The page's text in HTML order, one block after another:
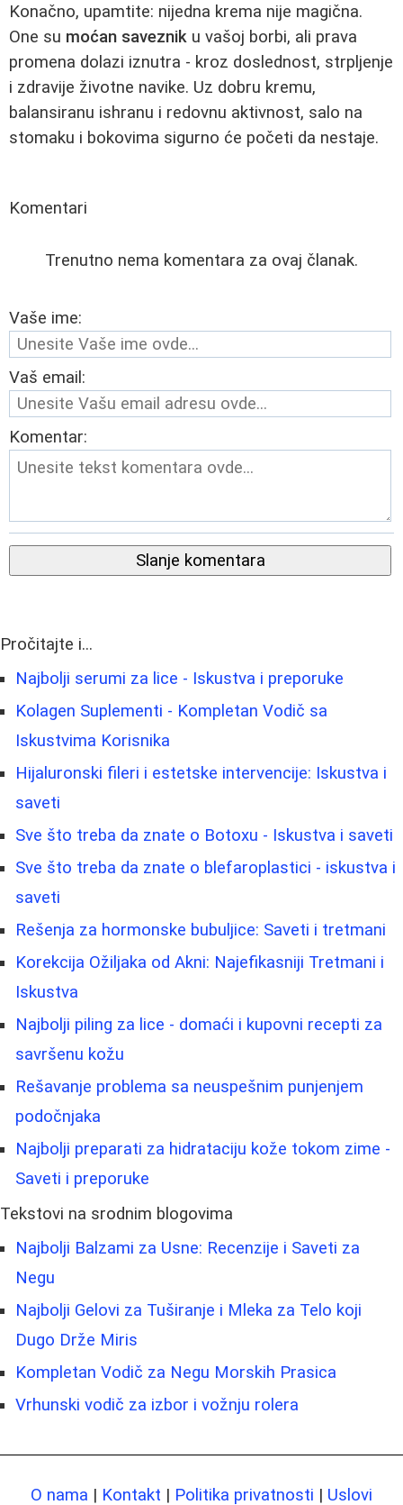
Konačno, upamtite: nijedna krema nije magična.
One su moćan saveznik u vašoj borbi, ali prava
promena dolazi iznutra - kroz doslednost, strpljenje
i zdravije životne navike. Uz dobru kremu,
balansiranu ishranu i redovnu aktivnost, salo na
stomaku i bokovima sigurno će početi da nestaje.
Komentari
Trenutno nema komentara za ovaj članak.
Vaše ime:
Vaš email:
Komentar:
Slanje komentara
Pročitajte i...
Najbolji serumi za lice - Iskustva i preporuke
Kolagen Suplementi - Kompletan Vodič sa
Iskustvima Korisnika
Hijaluronski fileri i estetske intervencije: Iskustva i
saveti
Sve što treba da znate o Botoxu - Iskustva i saveti
Sve što treba da znate o blefaroplastici - iskustva i
saveti
Rešenja za hormonske bubuljice: Saveti i tretmani
Korekcija Ožiljaka od Akni: Najefikasniji Tretmani i
Iskustva
Najbolji piling za lice - domaći i kupovni recepti za
savršenu kožu
Rešavanje problema sa neuspešnim punjenjem
podočnjaka
Najbolji preparati za hidrataciju kože tokom zime -
Saveti i preporuke
Tekstovi na srodnim blogovima
Najbolji Balzami za Usne: Recenzije i Saveti za
Negu
Najbolji Gelovi za Tuširanje i Mleka za Telo koji
Dugo Drže Miris
Kompletan Vodič za Negu Morskih Prasica
Vrhunski vodič za izbor i vožnju rolera
O nama | Kontakt | Politika privatnosti | Uslovi